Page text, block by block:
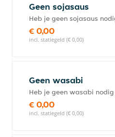
Geen sojasaus
Heb je geen sojasaus
€ 0,00
incl. statiegeld (€ 0,00)
Geen wasabi
Heb je geen wasabi
€ 0,00
incl. statiegeld (€ 0,00)